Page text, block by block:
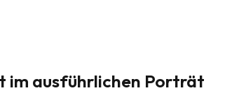
im ausführlichen Porträt